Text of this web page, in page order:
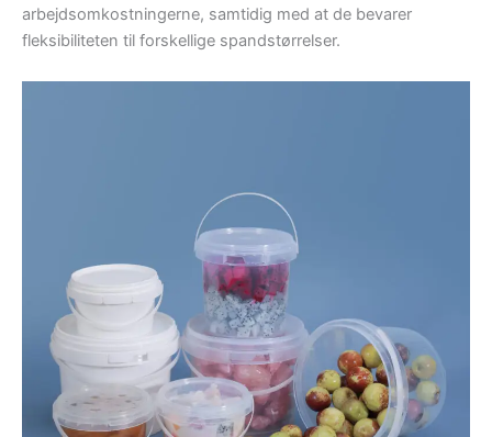
arbejdsomkostningerne, samtidig med at de bevarer
fleksibiliteten til forskellige spandstørrelser.